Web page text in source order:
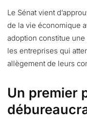
Le Sénat vient
de la vie économique
adoption constitue
les entreprises qui
allègement de leurs
Un premier